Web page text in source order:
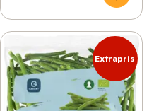
Extrapris